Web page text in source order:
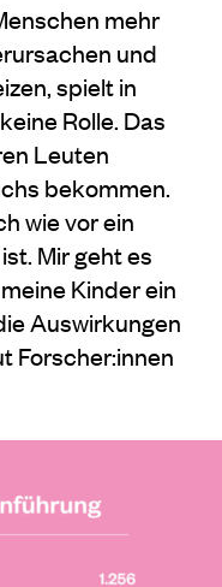
mehr
und
spielt in
Rolle. Das
Leuten
bekommen.
wie vor ein
Mir geht es
Kinder ein
Auswirkungen
Forscher:innen